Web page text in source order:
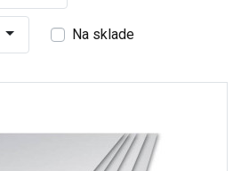
Na sklade